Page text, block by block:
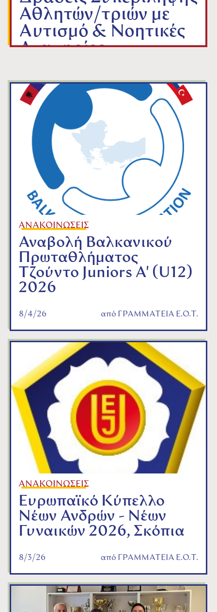
Αθλητών/τριών με
Αυτισμό & Νοητικές
Αναπηρίες
Jan 9, 2026
ΑΝΑΚΟΙΝΩΣΕΙΣ
Αναβολή Βαλκανικού
Πρωταθλήματος
Τζούντο Juniors A' (U12)
2026
8/4/26 από ΓΡΑΜΜΑΤΕΙΑ Ε.Ο.Τ.
ΑΝΑΚΟΙΝΩΣΕΙΣ
Ευρωπαϊκό Κύπελλο
Νέων Ανδρών - Νέων
Γυναικών 2026, Σκόπια
8/3/26 από ΓΡΑΜΜΑΤΕΙΑ Ε.Ο.Τ.